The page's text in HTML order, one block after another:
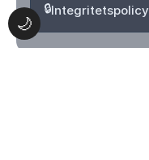
🌙
🔒Integritetspolicy